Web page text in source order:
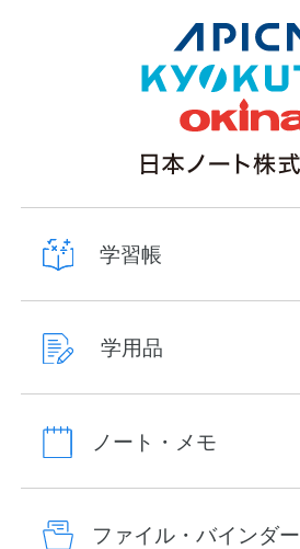
学習帳
学用品
ノート・メモ
ファイル・バインダー